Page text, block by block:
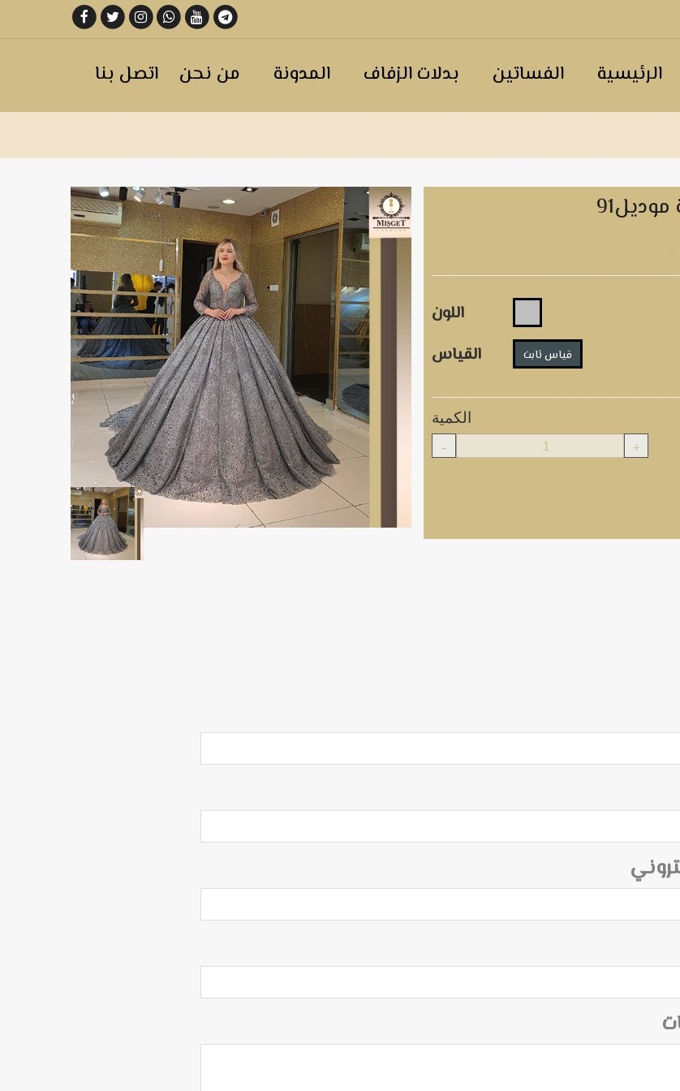
الرئيسية الفساتين بدلات الزفاف المدونة من نحن اتصل بنا
اللون
القياس
قياس ثابت
الكمية
- +